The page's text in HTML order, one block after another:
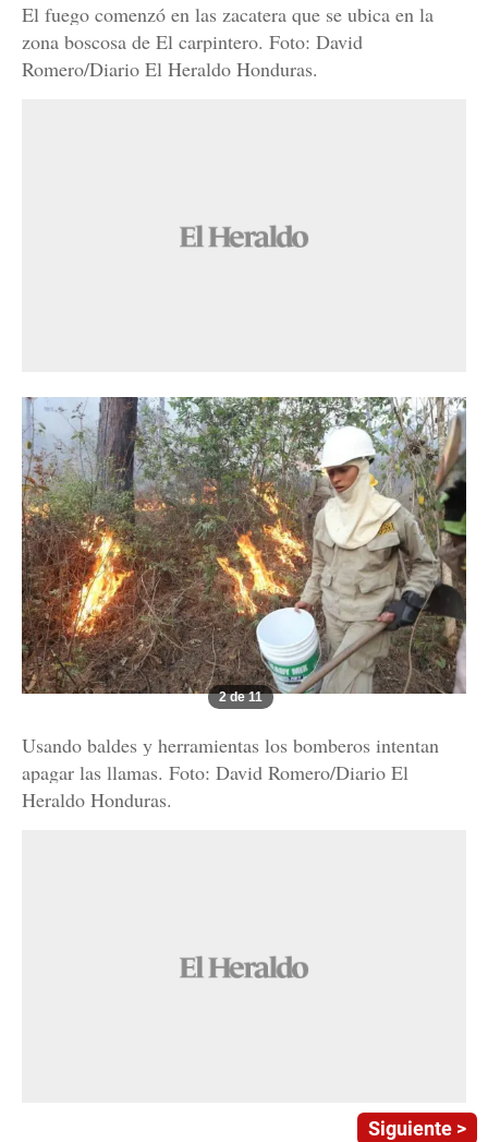
El fuego comenzó en las zacatera que se ubica en la
zona boscosa de El carpintero. Foto: David
Romero/Diario El Heraldo Honduras.
2 de 11
Usando baldes y herramientas los bomberos intentan
apagar las llamas. Foto: David Romero/Diario El
Heraldo Honduras.
Siguiente >